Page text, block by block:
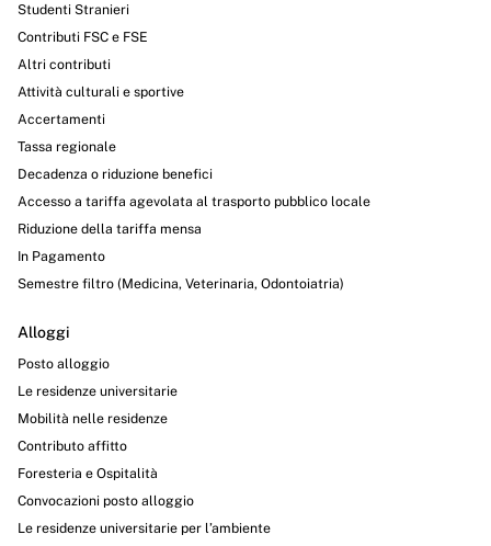
Studenti Stranieri
Contributi FSC e FSE
Altri contributi
Attività culturali e sportive
Accertamenti
Tassa regionale
Decadenza o riduzione benefici
Accesso a tariffa agevolata al trasporto pubblico locale
Riduzione della tariffa mensa
In Pagamento
Semestre filtro (Medicina, Veterinaria, Odontoiatria)
Alloggi
Posto alloggio
Le residenze universitarie
Mobilità nelle residenze
Contributo affitto
Foresteria e Ospitalità
Convocazioni posto alloggio
Le residenze universitarie per l’ambiente